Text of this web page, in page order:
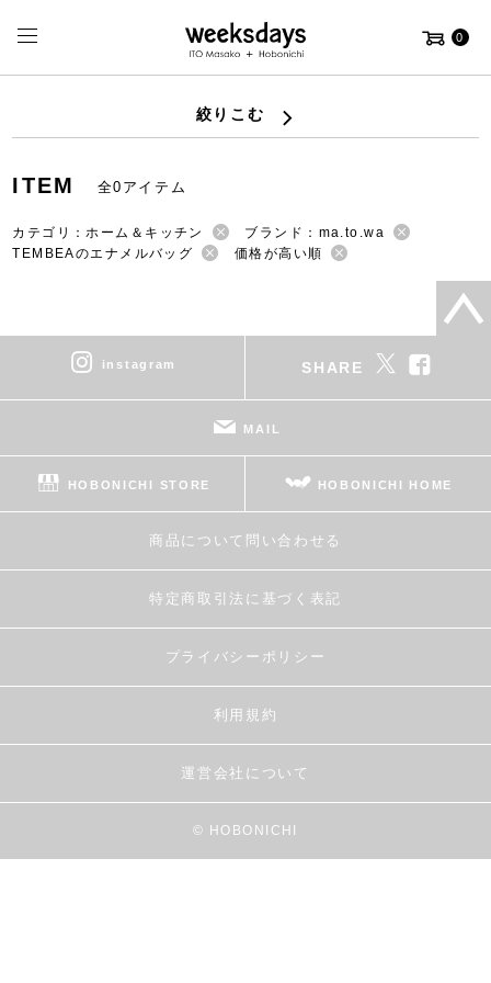
0
絞りこむ
ITEM 全0アイテム
カテゴリ：ホーム＆キッチン
ブランド：ma.to.wa
TEMBEAのエナメルバッグ
価格が高い順
instagram SHARE
MAIL
HOBONICHI STORE HOBONICHI HOME
商品について問い合わせる
特定商取引法に基づく表記
プライバシーポリシー
利用規約
運営会社について
© HOBONICHI